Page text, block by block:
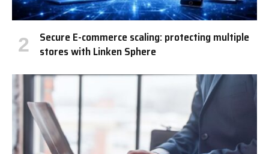
Secure E-commerce scaling: protecting multiple
stores with Linken Sphere